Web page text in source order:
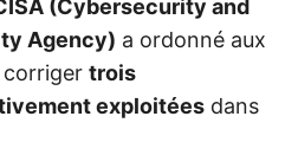
(Cybersecurity and
Agency) a ordonné aux
corriger trois
exploitées dans